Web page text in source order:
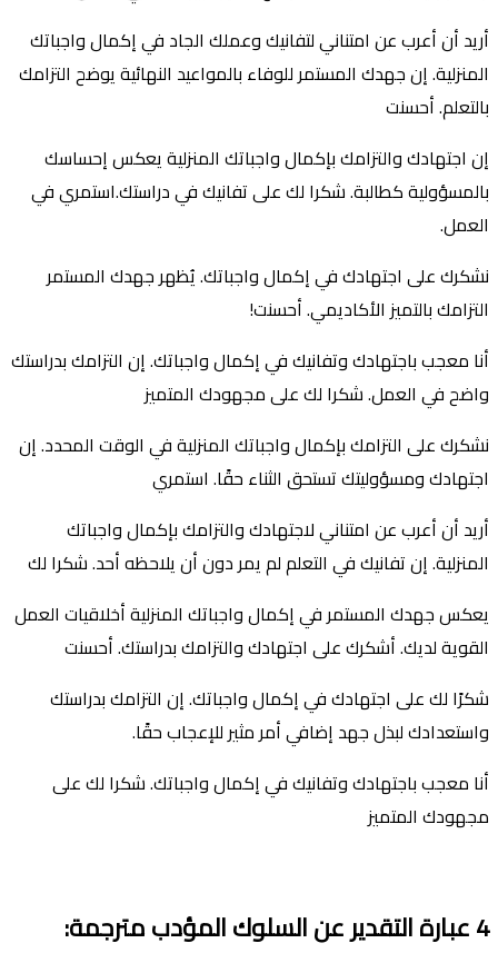
أريد أن أعرب عن امتناني لتفانيك وعملك الجاد في إكمال واجباتك
المنزلية. إن جهدك المستمر للوفاء بالمواعيد النهائية يوضح التزامك
بالتعلم. أحسنت
إن اجتهادك والتزامك بإكمال واجباتك المنزلية يعكس إحساسك
بالمسؤولية كطالبة. شكرا لك على تفانيك في دراستك.استمري في
العمل.
نشكرك على اجتهادك في إكمال واجباتك. يُظهر جهدك المستمر
التزامك بالتميز الأكاديمي. أحسنت!
أنا معجب باجتهادك وتفانيك في إكمال واجباتك. إن التزامك بدراستك
واضح في العمل. شكرا لك على مجهودك المتميز
نشكرك على التزامك بإكمال واجباتك المنزلية في الوقت المحدد. إن
اجتهادك ومسؤوليتك تستحق الثناء حقًا. استمري
أريد أن أعرب عن امتناني لاجتهادك والتزامك بإكمال واجباتك
المنزلية. إن تفانيك في التعلم لم يمر دون أن يلاحظه أحد. شكرا لك
يعكس جهدك المستمر في إكمال واجباتك المنزلية أخلاقيات العمل
القوية لديك. أشكرك على اجتهادك والتزامك بدراستك. أحسنت
شكرًا لك على اجتهادك في إكمال واجباتك. إن التزامك بدراستك
واستعدادك لبذل جهد إضافي أمر مثير للإعجاب حقًا.
أنا معجب باجتهادك وتفانيك في إكمال واجباتك. شكرا لك على
مجهودك المتميز
4عبارةالتقديرعن السلوك المؤدبمترجمة: